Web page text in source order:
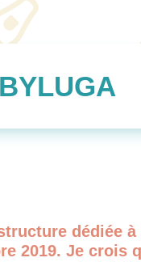
dédiée
2019. Je crois